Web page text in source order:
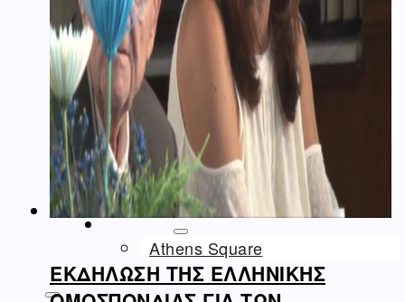
Ομογένεια
Ελλάδα
Καλλιτεχνικά
Ιατρικά – Υγεία
Ιστορικά-Αρχαιολογικά
Real Estate Αρθρα
ΝΈΑ
ΔΙΑΦΗΜΊΣΕΙΣ – ADS
ΚΑΛΛΙΤΕΧΝΙΚΆ-ARTS-MUSIC
Athens Square
ΕΚΔΗΛΩΣΗ ΤΗΣ ΕΛΛΗΝΙΚΗΣ